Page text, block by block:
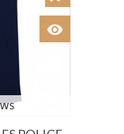
visibility